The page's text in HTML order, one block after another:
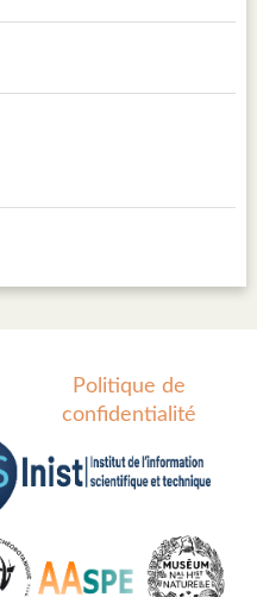
Politique de
confidentialité